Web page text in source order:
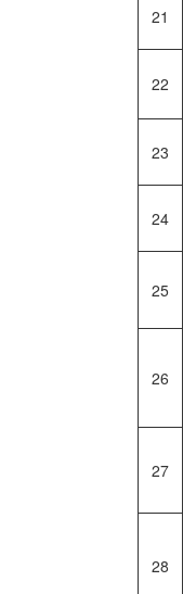
21
22
23
24
25
26
27
28